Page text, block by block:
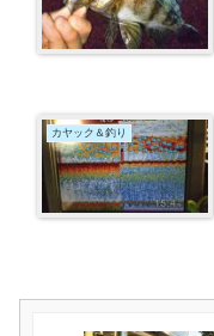
カヤック＆釣り